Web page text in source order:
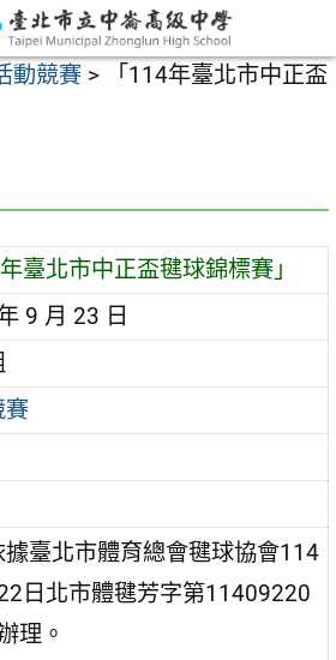
動競賽 >
「114年臺北市中正盃
年臺北市中正盃毽球錦標賽」
9 月 23 日
賽
據臺北市體育總會毽球協會114
日北市體毽芳字第11409220
理。